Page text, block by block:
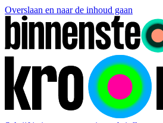
Overslaan en naar de inhoud gaan